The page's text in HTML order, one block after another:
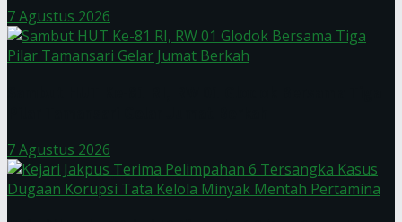
Prabowo
Pelestarian Bahasa Daerah Harus Konsisten
7 Agustus 2026
7 Agustus 2026